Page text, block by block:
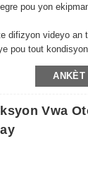
pou yon
difizyon videyo an
pou tout
ki fèb limyè
enstalasyon
nenpòt kote
Cloud opsyonèl
pandan w ap
ANKÈT
Vwa